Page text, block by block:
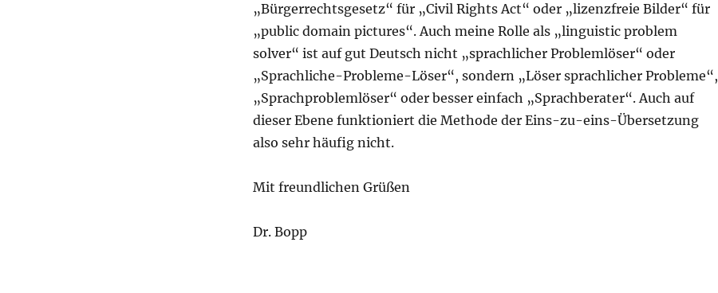
„Bürgerrechtsgesetz“ für „Civil Rights Act“ oder „lizenzfreie Bilder“ für
„public domain pictures“. Auch meine Rolle als „linguistic problem
solver“ ist auf gut Deutsch nicht „sprachlicher Problemlöser“ oder
„Sprachliche-Probleme-Löser“, sondern „Löser sprachlicher Probleme“,
„Sprachproblemlöser“ oder besser einfach „Sprachberater“. Auch auf
dieser Ebene funktioniert die Methode der Eins-zu-eins-Übersetzung
also sehr häufig nicht.
Mit freundlichen Grüßen
Dr. Bopp